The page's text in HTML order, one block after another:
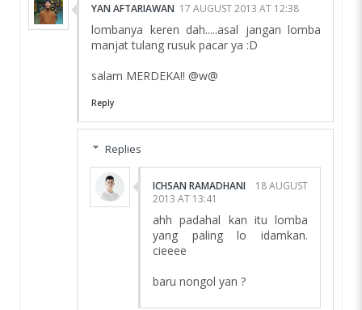
YAN AFTARIAWAN 17 AUGUST 2013 AT 12:38
lombanya keren dah.....asal jangan lomba
manjat tulang rusuk pacar ya :D
salam MERDEKA!! @w@
Reply
Replies
ICHSAN RAMADHANI
18 AUGUST
2013 AT 13:41
ahh padahal kan itu lomba
yang paling lo idamkan.
cieeee
baru nongol yan ?